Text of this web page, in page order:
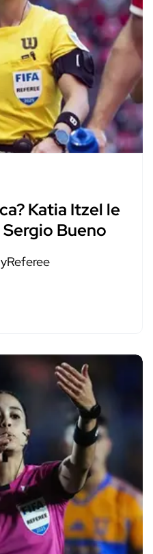
Katia Itzel le
Bueno